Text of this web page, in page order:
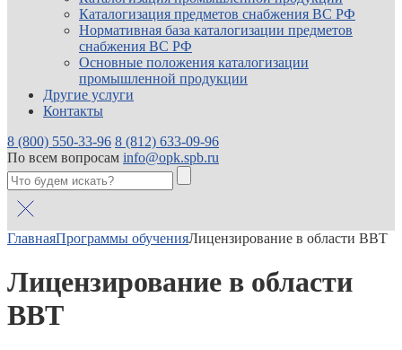
Каталогизация предметов снабжения ВС РФ
Нормативная база каталогизации предметов
снабжения ВС РФ
Основные положения каталогизации
промышленной продукции
Другие услуги
Контакты
8 (800) 550-33-96 8 (812) 633-09-96
По всем вопросам info@opk.spb.ru
ГлавнаяПрограммы обученияЛицензирование в области ВВТ
Лицензирование в области
ВВТ